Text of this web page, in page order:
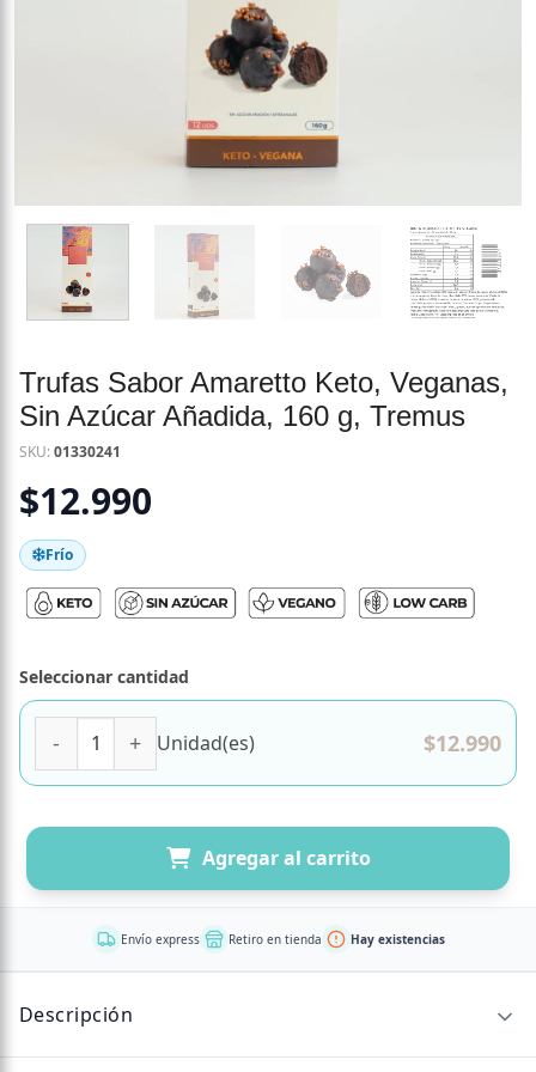
Trufas Sabor Amaretto Keto, Veganas,
Sin Azúcar Añadida, 160 g, Tremus
SKU:01330241
$12.990
Frío
Seleccionar cantidad
Unidad(es) $12.990
Agregar al carrito
Envío express Retiro en tienda Hay existencias
Descripción